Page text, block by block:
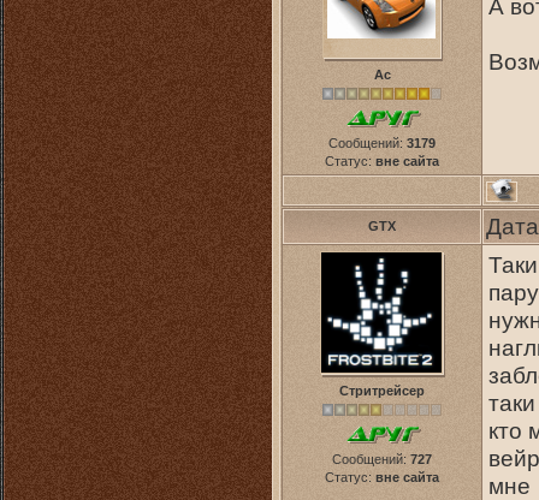
Ас
Сообщений: 3179
Статус: вне сайта
А
GTX
Стритрейсер
Сообщений: 727
Статус: вне сайта
кто
мне